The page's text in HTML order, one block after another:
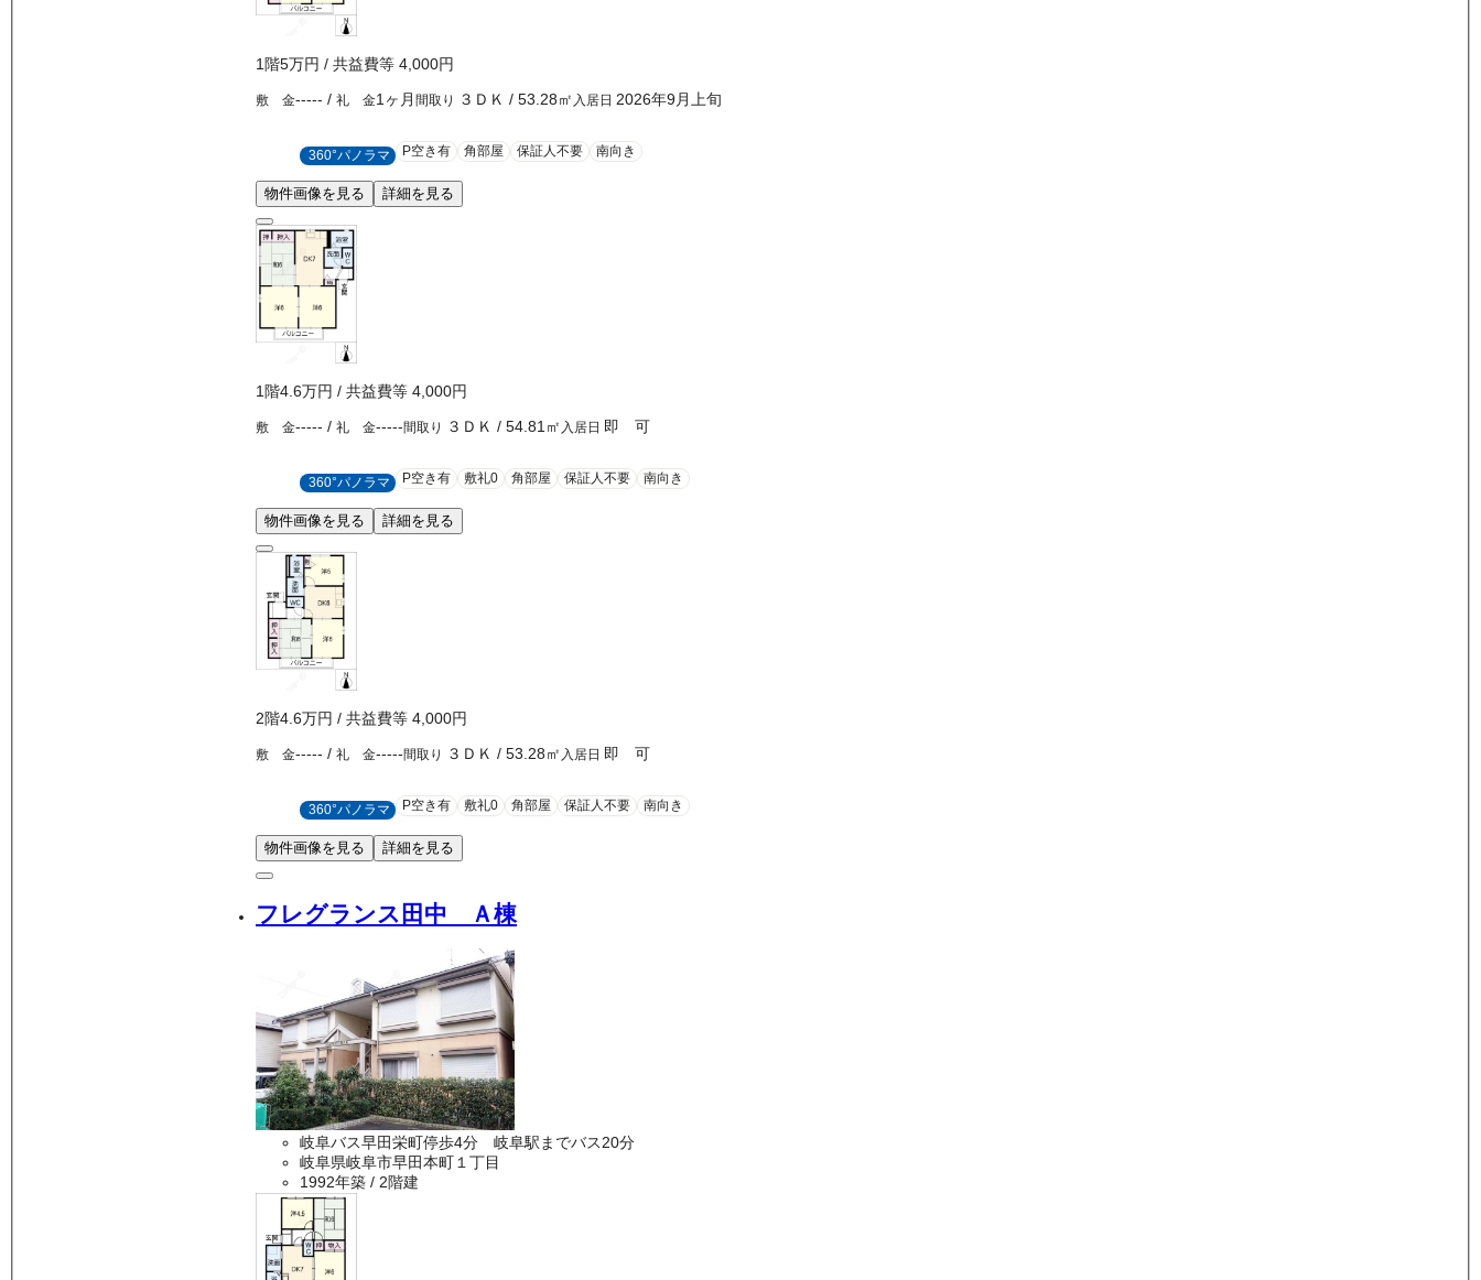
1階5万円 / 共益費等 4,000円
敷 金----- / 礼 金1ヶ月 間取り ３ＤＫ / 53.28㎡ 入居日 2026年9月上旬
360°パノラマ P空き有 角部屋 保証人不要 南向き
物件画像を見る 詳細を見る
1階4.6万円 / 共益費等 4,000円
敷 金----- / 礼 金-----間取り ３ＤＫ / 54.81㎡ 入居日 即 可
360°パノラマ P空き有 敷礼0 角部屋 保証人不要 南向き
物件画像を見る 詳細を見る
2階4.6万円 / 共益費等 4,000円
敷 金----- / 礼 金-----間取り ３ＤＫ / 53.28㎡ 入居日 即 可
360°パノラマ P空き有 敷礼0 角部屋 保証人不要 南向き
物件画像を見る 詳細を見る
フレグランス田中 Ａ棟
岐阜バス早田栄町停歩4分 岐阜駅までバス20分
岐阜県岐阜市早田本町１丁目
1992年築 / 2階建